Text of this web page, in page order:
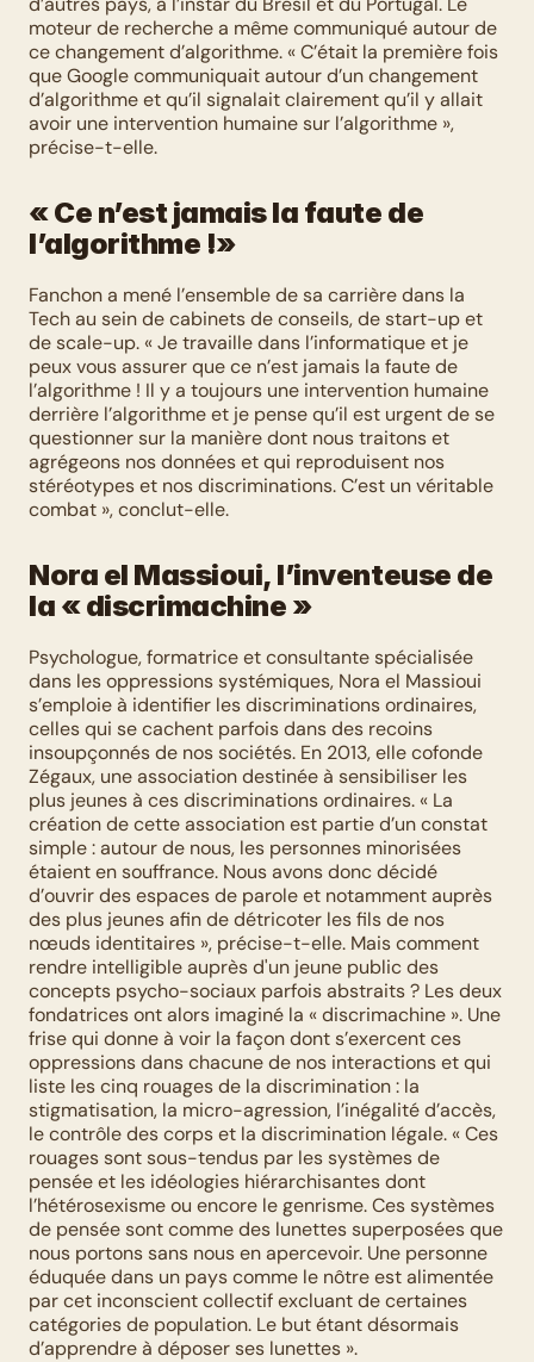
moteur de recherche a même communiqué autour de
ce changement d’algorithme. « C’était la première fois
que Google communiquait autour d’un changement
d’algorithme et qu’il signalait clairement qu’il y allait
avoir une intervention humaine sur l’algorithme »,
précise-t-elle.
« Ce n’est jamais la faute de
l’algorithme !»
Fanchon a mené l’ensemble de sa carrière dans la
Tech au sein de cabinets de conseils, de start-up et
de scale-up. « Je travaille dans l’informatique et je
peux vous assurer que ce n’est jamais la faute de
l’algorithme ! Il y a toujours une intervention humaine
derrière l’algorithme et je pense qu’il est urgent de se
questionner sur la manière dont nous traitons et
agrégeons nos données et qui reproduisent nos
stéréotypes et nos discriminations. C’est un véritable
combat », conclut-elle.
Nora el Massioui, l’inventeuse de
la « discrimachine »
Psychologue, formatrice et consultante spécialisée
dans les oppressions systémiques, Nora el Massioui
s’emploie à identifier les discriminations ordinaires,
celles qui se cachent parfois dans des recoins
insoupçonnés de nos sociétés. En 2013, elle cofonde
Zégaux, une association destinée à sensibiliser les
plus jeunes à ces discriminations ordinaires. « La
création de cette association est partie d’un constat
simple : autour de nous, les personnes minorisées
étaient en souffrance. Nous avons donc décidé
d’ouvrir des espaces de parole et notamment auprès
des plus jeunes afin de détricoter les fils de nos
nœuds identitaires », précise-t-elle. Mais comment
rendre intelligible auprès d'un jeune public des
concepts psycho-sociaux parfois abstraits ? Les deux
fondatrices ont alors imaginé la « discrimachine ». Une
frise qui donne à voir la façon dont s’exercent ces
oppressions dans chacune de nos interactions et qui
liste les cinq rouages de la discrimination : la
stigmatisation, la micro-agression, l’inégalité d’accès,
le contrôle des corps et la discrimination légale. « Ces
rouages sont sous-tendus par les systèmes de
pensée et les idéologies hiérarchisantes dont
l’hétérosexisme ou encore le genrisme. Ces systèmes
de pensée sont comme des lunettes superposées que
nous portons sans nous en apercevoir. Une personne
éduquée dans un pays comme le nôtre est alimentée
par cet inconscient collectif excluant de certaines
catégories de population. Le but étant désormais
d’apprendre à déposer ses lunettes ».